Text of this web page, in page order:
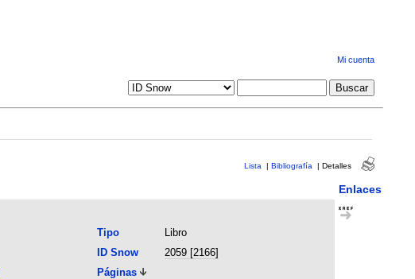
Mi cuenta
Lista | Bibliografía | Detalles
Enlaces
Tipo
Libro
ID Snow
2059 [2166]
Páginas